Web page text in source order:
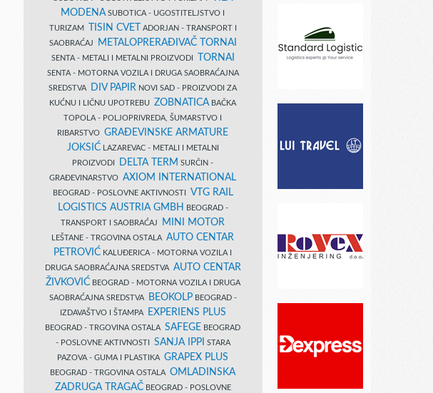
MODENA SUBOTICA - UGOSTITELJSTVO I
TURIZAM
TISIN CVET
ADORJAN - TRANSPORT I
SAOBRAĆAJ
METALOPRERAĐIVAČ TORNAI
SENTA - METALI I METALNI PROIZVODI TORNAI
SENTA - MOTORNA VOZILA I DRUGA SAOBRAĆAJNA
SREDSTVA
DIV PAPIR NOVI SAD - PROIZVODI ZA
KUĆNU I LIČNU UPOTREBU ZOBNATICA BAČKA
TOPOLA - POLJOPRIVREDA, ŠUMARSTVO I
RIBARSTVO GRAĐEVINSKE ARMATURE
JOKSIĆLAZAREVAC - METALI I METALNI
PROIZVODI
DELTA TERM SURČIN -
GRAĐEVINARSTVO AXIOM INTERNATIONAL
BEOGRAD - POSLOVNE AKTIVNOSTI VTG RAIL
LOGISTICS AUSTRIA GMBH
BEOGRAD -
TRANSPORT I SAOBRAĆAJ
MINI MOTOR
LEŠTANE - TRGOVINA OSTALA AUTO CENTAR
PETROVIĆ KALUĐERICA - MOTORNA VOZILA I
DRUGA SAOBRAĆAJNA SREDSTVA AUTO CENTAR
ŽIVKOVIĆBEOGRAD - MOTORNA VOZILA I DRUGA
SAOBRAĆAJNA SREDSTVA
BEOKOLPBEOGRAD -
IZDAVAŠTVO I ŠTAMPA
EXPERIENS PLUS
BEOGRAD - TRGOVINA OSTALA SAFEGE BEOGRAD
- POSLOVNE AKTIVNOSTI SANJA IPPI
STARA
PAZOVA - GUMA I PLASTIKA GRAPEX PLUS
BEOGRAD - TRGOVINA OSTALA OMLADINSKA
ZADRUGA TRAGAČBEOGRAD - POSLOVNE